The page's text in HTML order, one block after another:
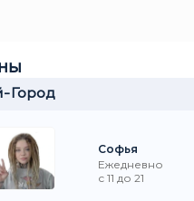
Стремянный переулок 35
на Я.Маркете